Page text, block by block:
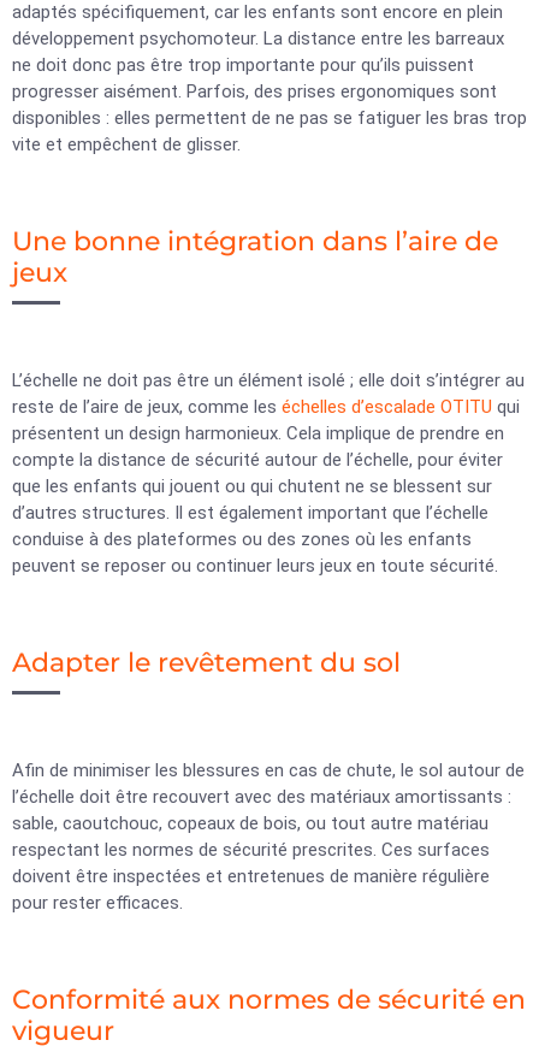
adaptés spécifiquement, car les enfants sont encore en plein
développement psychomoteur. La distance entre les barreaux
ne doit donc pas être trop importante pour qu’ils puissent
progresser aisément. Parfois, des prises ergonomiques sont
disponibles : elles permettent de ne pas se fatiguer les bras trop
vite et empêchent de glisser.
Une bonne intégration dans l’aire de
jeux
L’échelle ne doit pas être un élément isolé ; elle doit s’intégrer au
reste de l’aire de jeux, comme les échelles d’escalade OTITU qui
présentent un design harmonieux. Cela implique de prendre en
compte la distance de sécurité autour de l’échelle, pour éviter
que les enfants qui jouent ou qui chutent ne se blessent sur
d’autres structures. Il est également important que l’échelle
conduise à des plateformes ou des zones où les enfants
peuvent se reposer ou continuer leurs jeux en toute sécurité.
Adapter le revêtement du sol
Afin de minimiser les blessures en cas de chute, le sol autour de
l’échelle doit être recouvert avec des matériaux amortissants :
sable, caoutchouc, copeaux de bois, ou tout autre matériau
respectant les normes de sécurité prescrites. Ces surfaces
doivent être inspectées et entretenues de manière régulière
pour rester efficaces.
Conformité aux normes de sécurité en
vigueur